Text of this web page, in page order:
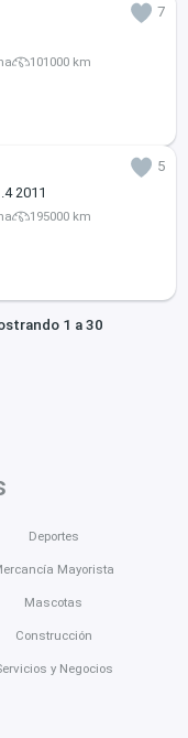
7
101000 km
5
2011
195000 km
1 a 30
Deportes
Mayorista
Mascotas
Construcción
y Negocios